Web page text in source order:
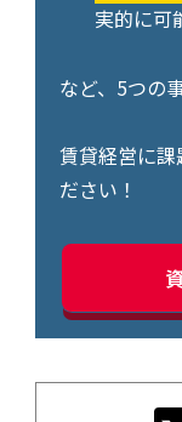
実的に可
など、5つの
賃貸経営に
ださい！